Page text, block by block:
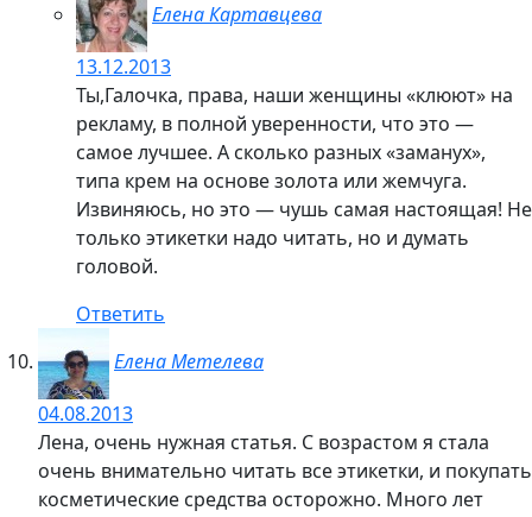
Елена Картавцева
13.12.2013
Ты,Галочка, права, наши женщины «клюют» на
рекламу, в полной уверенности, что это —
самое лучшее. А сколько разных «заманух»,
типа крем на основе золота или жемчуга.
Извиняюсь, но это — чушь самая настоящая! Не
только этикетки надо читать, но и думать
головой.
Ответить
Елена Метелева
04.08.2013
Лена, очень нужная статья. С возрастом я стала
очень внимательно читать все этикетки, и покупать
косметические средства осторожно. Много лет